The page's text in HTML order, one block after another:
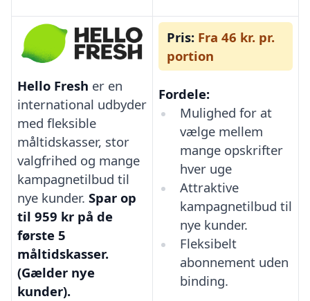
Hello Fresh er en
international udbyder
med fleksible
måltidskasser, stor
valgfrihed og mange
kampagnetilbud til
nye kunder. Spar op
til 959 kr på de
første 5
måltidskasser.
(Gælder nye
kunder).
Pris: Fra 46 kr. pr.
portion
Fordele:
Mulighed for at
vælge mellem
mange opskrifter
hver uge
Attraktive
kampagnetilbud til
nye kunder.
Fleksibelt
abonnement uden
binding.